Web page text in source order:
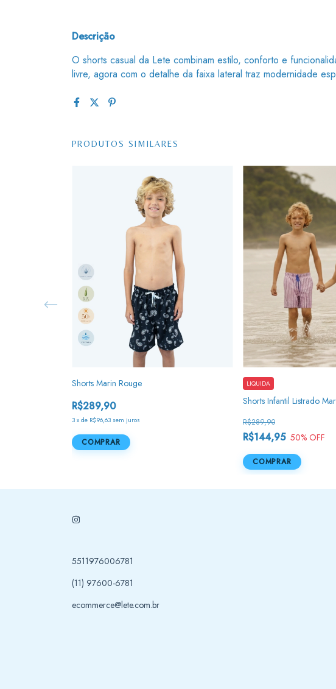
Descrição
O shorts casual da Lete combinam estilo, conforto e
livre, agora com o detalhe da faixa lateral traz modernidade
PRODUTOS SIMILARES
Shorts Marin Rouge
R$289,90
3 x de R$96,63 sem juros
COMPRAR
Shorts Infantil Listrado
R$144,95
R$289,90
50% OFF
LIQUIDA
COMPRAR
5511976006781
(11) 97600-6781
ecommerce@lete.com.br